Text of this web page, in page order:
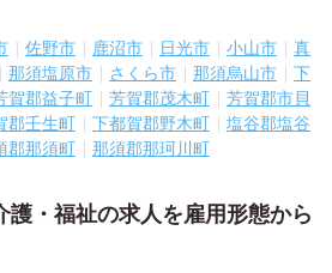
佐野市 鹿沼市 日光市 小山市
真
那須塩原市 さくら市 那須烏山市
下
賀郡益子町 芳賀郡茂木町
芳賀郡市貝
郡壬生町 下都賀郡野木町
塩谷郡塩谷
郡那須町 那須郡那珂川町
護・福祉の求人を雇用形態から